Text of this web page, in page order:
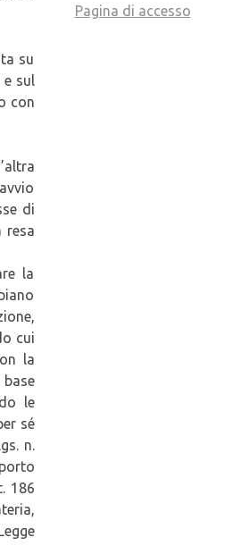
su
e sul
con
di
resa
la
cui
la
base
le
sé
n.
186
Pagina di accesso